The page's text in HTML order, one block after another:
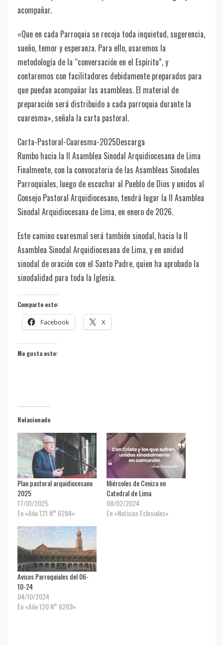
acompañar.
«Que en cada Parroquia se recoja toda inquietud, sugerencia,
sueño, temor y esperanza. Para ello, usaremos la
metodología de la “conversación en el Espíritu”, y
contaremos con facilitadores debidamente preparados para
que puedan acompañar las asambleas. El material de
preparación será distribuido a cada parroquia durante la
cuaresma», señala la carta pastoral.
Carta-Pastoral-Cuaresma-2025Descarga
Rumbo hacia la II Asamblea Sinodal Arquidiocesana de Lima
Finalmente, con la convocatoria de las Asambleas Sinodales
Parroquiales, luego de escuchar al Pueblo de Dios y unidos al
Consejo Pastoral Arquidiocesano, tendrá lugar la II Asamblea
Sinodal Arquidiocesana de Lima, en enero de 2026.
Este camino cuaresmal será también sinodal, hacia la II
Asamblea Sinodal Arquidiocesana de Lima, y en unidad
sinodal de oración con el Santo Padre, quien ha aprobado la
sinodalidad para toda la Iglesia.
Comparte esto:
Facebook X
Me gusta esto:
Relacionado
Plan pastoral arquidiocesano
2025
17/01/2025
En «Año 121 N° 6284»
Miércoles de Ceniza en
Catedral de Lima
08/02/2024
En «Noticias Eclesiales»
Avisos Parroquiales del 06-
10-24
04/10/2024
En «Año 120 N° 6269»